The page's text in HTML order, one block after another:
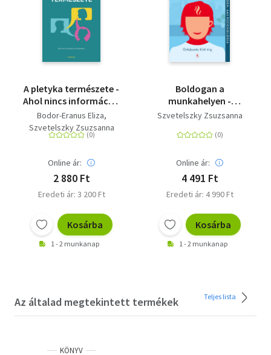
A pletyka természete -
Ahol nincs információ,
ott keletkezik.
Bodor-Eranus Eliza
Szvetelszky Zsuzsanna
Online ár:
2 880 Ft
Eredeti ár: 3 200 Ft
Kosárba
1 - 2 munkanap
Boldogan a
munkahelyen -
Önfejlesztés 8-tól 4-ig
Szvetelszky Zsuzsanna
Online ár:
4 491 Ft
Eredeti ár: 4 990 Ft
Kosárba
1 - 2 munkanap
Az általad megtekintett termékek Teljes lista
KÖNYV